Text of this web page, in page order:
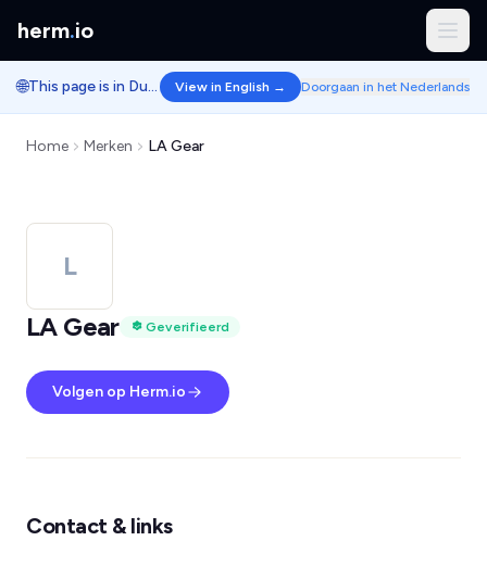
herm.io
🌐 This page is in Dutch. View in English → Doorgaan in het Nederlands
Home Merken LA Gear
L
LA Gear
Geverifieerd
Volgen op Herm.io
Contact & links